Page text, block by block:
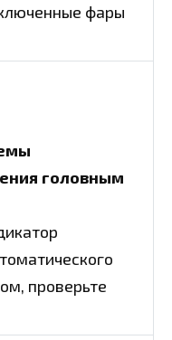
фары
головным
проверьте